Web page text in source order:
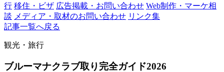
行 移住・ビザ 広告掲載・お問い合わせ Web制作・マーケ相
談 メディア・取材のお問い合わせ リンク集
記事一覧へ戻る
観光・旅行
ブルーマナクラブ取り完全ガイド2026